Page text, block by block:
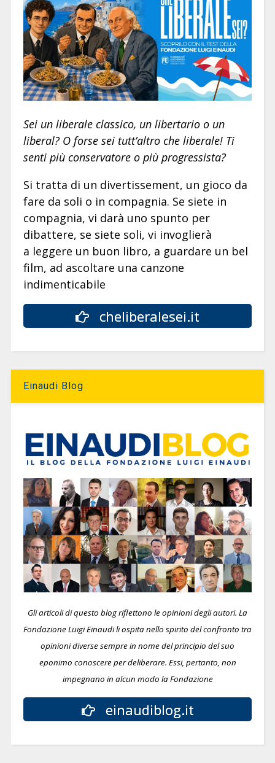
Sei un liberale classico, un libertario o un
liberal? O forse sei tutt’altro che liberale! Ti
senti più conservatore o più progressista?
Si tratta di un divertissement, un gioco da
fare da soli o in compagnia. Se siete in
compagnia, vi darà uno spunto per
dibattere, se siete soli, vi invoglierà
a leggere un buon libro, a guardare un bel
film, ad ascoltare una canzone
indimenticabile
cheliberalesei.it
Einaudi Blog
Gli articoli di questo blog riflettono le opinioni degli autori. La
Fondazione Luigi Einaudi li ospita nello spirito del confronto tra
opinioni diverse sempre in nome del principio del suo
eponimo conoscere per deliberare. Essi, pertanto, non
impegnano in alcun modo la Fondazione
einaudiblog.it